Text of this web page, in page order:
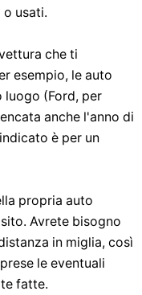
o usati.
che ti
esempio, le auto
luogo (Ford, per
anche l'anno di
è per un
propria auto
Avrete bisogno
in miglia, così
le eventuali
fatte.